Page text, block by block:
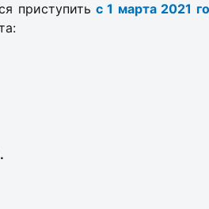
приступить с 1 марта 2021